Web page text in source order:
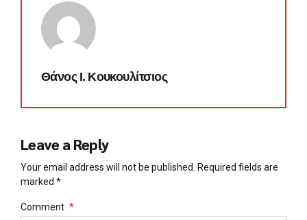
Θάνος Ι. Κουκουλίτσιος
Leave a Reply
Your email address will not be published. Required fields are
marked *
Comment *